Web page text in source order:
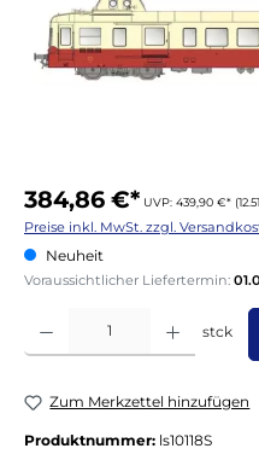
384,86 €* UVP: 439,90 €*
Preise inkl. MwSt. zzgl.
Neuheit
Voraussichtlicher Liefertermin:
Produkt Anzahl: Gib den
stck
Zum Merkzettel hinzufügen
Produktnummer: ls10118S